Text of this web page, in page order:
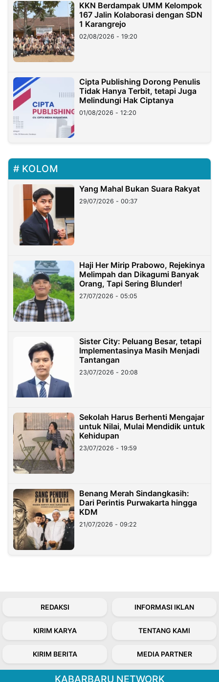
KKN Berdampak UMM Kelompok
167 Jalin Kolaborasi dengan SDN
1 Karangrejo
02/08/2026 - 19:20
Cipta Publishing Dorong Penulis
Tidak Hanya Terbit, tetapi Juga
Melindungi Hak Ciptanya
01/08/2026 - 12:20
KOLOM
Yang Mahal Bukan Suara Rakyat
29/07/2026 - 00:37
Haji Her Mirip Prabowo, Rejekinya
Melimpah dan Dikagumi Banyak
Orang, Tapi Sering Blunder!
27/07/2026 - 05:05
Sister City: Peluang Besar, tetapi
Implementasinya Masih Menjadi
Tantangan
23/07/2026 - 20:08
Sekolah Harus Berhenti Mengajar
untuk Nilai, Mulai Mendidik untuk
Kehidupan
23/07/2026 - 19:59
Benang Merah Sindangkasih:
Dari Perintis Purwakarta hingga
KDM
21/07/2026 - 09:22
REDAKSI INFORMASI IKLAN
KIRIM KARYA TENTANG KAMI
KIRIM BERITA MEDIA PARTNER
KABARBARU NETWORK